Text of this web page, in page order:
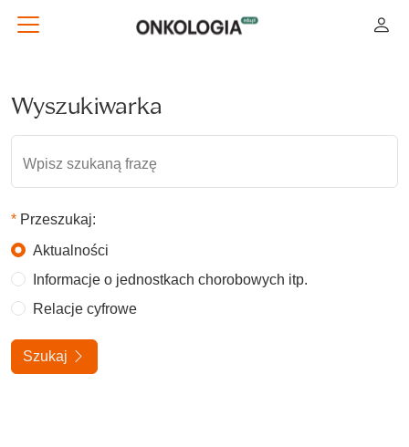
Wyszukiwarka
Wpisz szukaną frazę
Przeszukaj:
Aktualności
Informacje o jednostkach chorobowych itp.
Relacje cyfrowe
Szukaj